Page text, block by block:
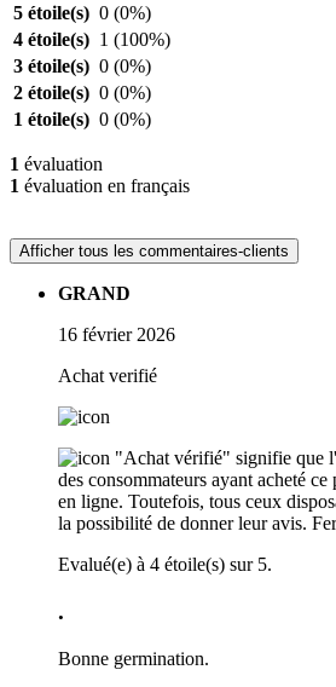
5 étoile(s) 0 (0%)
4 étoile(s) 1 (100%)
3 étoile(s) 0 (0%)
2 étoile(s) 0 (0%)
1 étoile(s) 0 (0%)
1 évaluation
1 évaluation en français
Afficher tous les commentaires-clients
GRAND
16 février 2026
Achat verifié
"Achat vérifié" signifie que
des consommateurs ayant acheté
en ligne. Toutefois, tous ceux
la possibilité de donner leur avis.
Evalué(e) à 4 étoile(s) sur 5.
.
Bonne germination.